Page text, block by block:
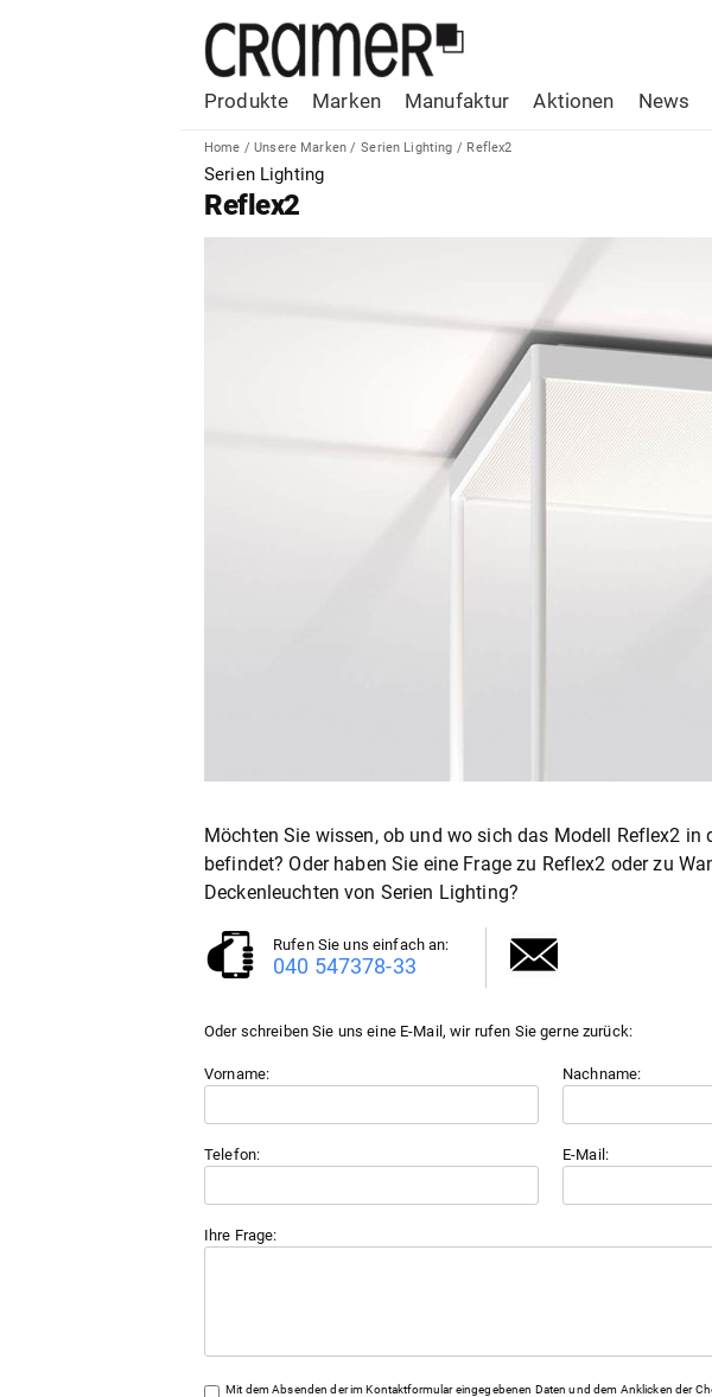
Produkte Marken Manufaktur Aktionen News
Home / Unsere Marken / Serien Lighting / Reflex2
Serien Lighting
Reflex2
Möchten Sie wissen, ob und wo sich das Modell Reflex2 in
befindet? Oder haben Sie eine Frage zu Reflex2 oder zu
Deckenleuchten von Serien Lighting?
Rufen Sie uns einfach an:
040 547378-33
Oder schreiben Sie uns eine E-Mail, wir rufen Sie gerne zurück:
Vorname: Nachname:
Telefon: E-Mail:
Ihre Frage:
Mit dem Absenden der im Kontaktformular eingegebenen Daten und dem Anklicken der